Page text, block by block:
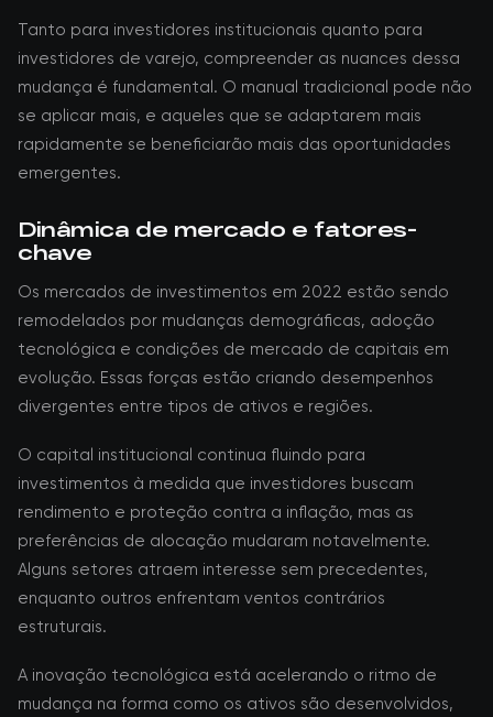
Tanto para investidores institucionais quanto para
investidores de varejo, compreender as nuances dessa
mudança é fundamental. O manual tradicional pode não
se aplicar mais, e aqueles que se adaptarem mais
rapidamente se beneficiarão mais das oportunidades
emergentes.
Dinâmica de mercado e fatores-
chave
Os mercados de investimentos em 2022 estão sendo
remodelados por mudanças demográficas, adoção
tecnológica e condições de mercado de capitais em
evolução. Essas forças estão criando desempenhos
divergentes entre tipos de ativos e regiões.
O capital institucional continua fluindo para
investimentos à medida que investidores buscam
rendimento e proteção contra a inflação, mas as
preferências de alocação mudaram notavelmente.
Alguns setores atraem interesse sem precedentes,
enquanto outros enfrentam ventos contrários
estruturais.
A inovação tecnológica está acelerando o ritmo de
mudança na forma como os ativos são desenvolvidos,